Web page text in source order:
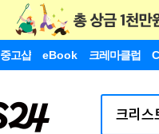
중고샵 eBook 크레마클럽